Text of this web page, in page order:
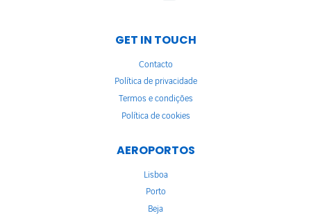
GET IN TOUCH
Contacto
Política de privacidade
Termos e condições
Política de cookies
AEROPORTOS
Lisboa
Porto
Beja